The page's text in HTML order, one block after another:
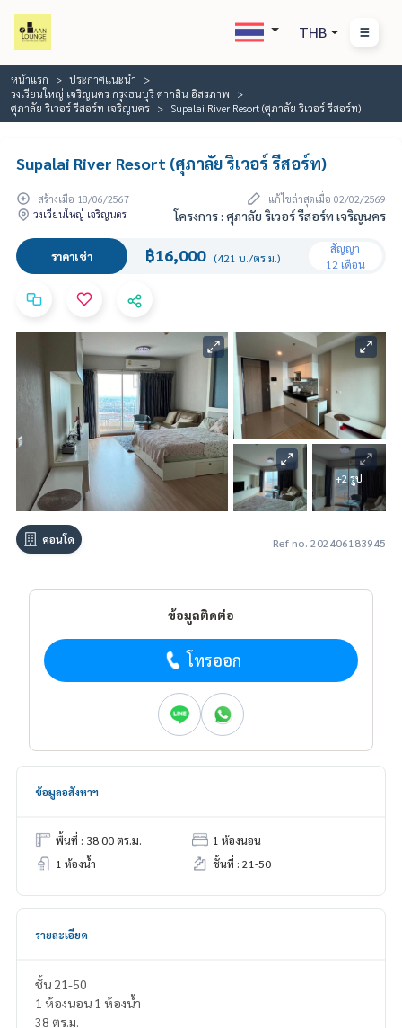
THB
หน้าแรก
ประกาศแนะนำ
วงเวียนใหญ่ เจริญนคร กรุงธนบุรี ตากสิน อิสรภาพ
ศุภาลัย ริเวอร์ รีสอร์ท เจริญนคร
Supalai River Resort (ศุภาลัย ริเวอร์ รีสอร์ท)
Supalai River Resort (ศุภาลัย ริเวอร์ รีสอร์ท)
สร้างเมื่อ 18/06/2567
แก้ไขล่าสุดเมื่อ 02/02/2569
วงเวียนใหญ่ เจริญนคร
โครงการ : ศุภาลัย ริเวอร์ รีสอร์ท เจริญนคร
ราคาเช่า ฿16,000 (421 บ./ตร.ม.)
สัญญา
12 เดือน
+2 รูป
คอนโด Ref no. 202406183945
ข้อมูลติดต่อ
โทรออก
ข้อมูลอสังหาฯ
พื้นที่ : 38.00 ตร.ม.
1 ห้องนอน
1 ห้องน้ำ
ชั้นที่ : 21-50
รายละเอียด
ชั้น 21-50
1 ห้องนอน 1 ห้องน้ำ
38 ตร.ม.